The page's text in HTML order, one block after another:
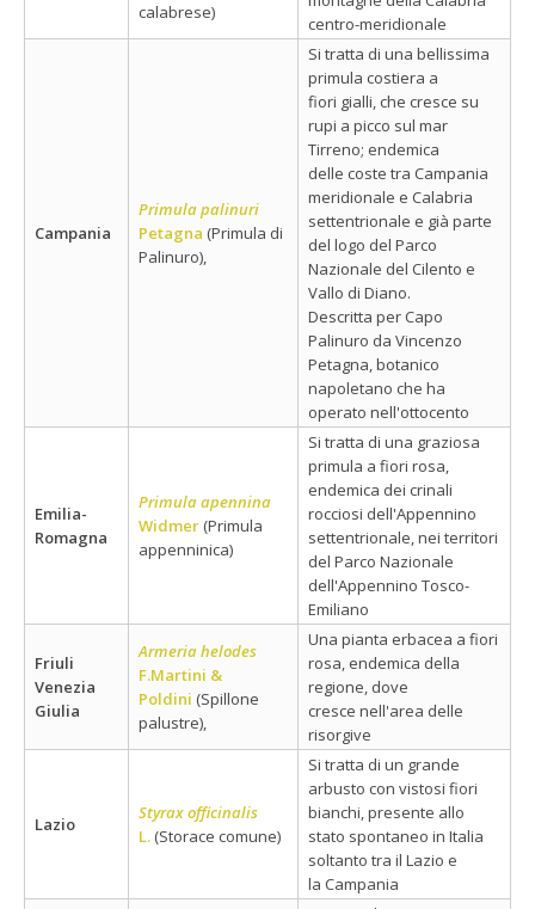
calabrese)
centro-meridionale
Campania
Primula palinuri
Petagna (Primula di
Palinuro),
Si tratta di una bellissima
primula costiera a
fiori gialli, che cresce su
rupi a picco sul mar
Tirreno; endemica
delle coste tra Campania
meridionale e Calabria
settentrionale e già parte
del logo del Parco
Nazionale del Cilento e
Vallo di Diano.
Descritta per Capo
Palinuro da Vincenzo
Petagna, botanico
napoletano che ha
operato nell'ottocento
Emilia-
Romagna
Primula apennina
Widmer (Primula
appenninica)
Si tratta di una graziosa
primula a fiori rosa,
endemica dei crinali
rocciosi dell'Appennino
settentrionale, nei territori
del Parco Nazionale
dell'Appennino Tosco-
Emiliano
Friuli
Venezia
Giulia
Armeria helodes
F.Martini &
Poldini (Spillone
palustre),
Una pianta erbacea a fiori
rosa, endemica della
regione, dove
cresce nell'area delle
risorgive
Lazio
Styrax officinalis
L. (Storace comune)
Si tratta di un grande
arbusto con vistosi fiori
bianchi, presente allo
stato spontaneo in Italia
soltanto tra il Lazio e
la Campania